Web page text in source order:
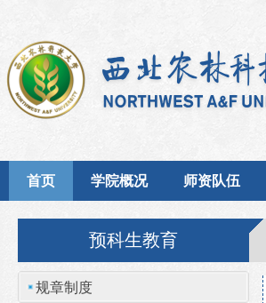
首页 学院概况 师资队伍
预科生教育
规章制度